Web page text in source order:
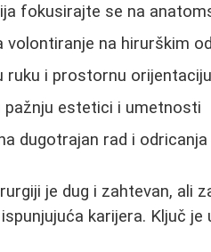
fokusirajte se na
volontiranje na hirurškim
ruku i prostornu
pažnju estetici i umetnosti
dugotrajan rad i odricanja
je dug i zahtevan, ali
karijera. Ključ